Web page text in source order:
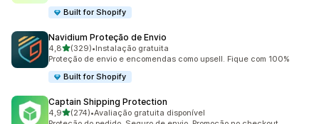
Built for Shopify
Navidium Proteção de Envio
4,8de 5 estrelas
(329)
329 total de avaliações
•Instalação gratuita
Proteção de envio e encomendas como upsell. Fique com 100%
Built for Shopify
Captain Shipping Protection
4,9de 5 estrelas
(274)
274 total de avaliações
•Avaliação gratuita disponível